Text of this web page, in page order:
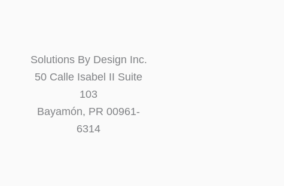
Solutions By Design Inc.
50 Calle Isabel II Suite
103
Bayamón, PR 00961-
6314